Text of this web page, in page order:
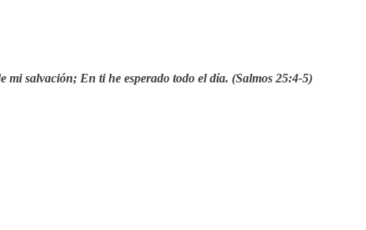
mi salvación; En ti he esperado todo el día. (Salmos 25:4-5)